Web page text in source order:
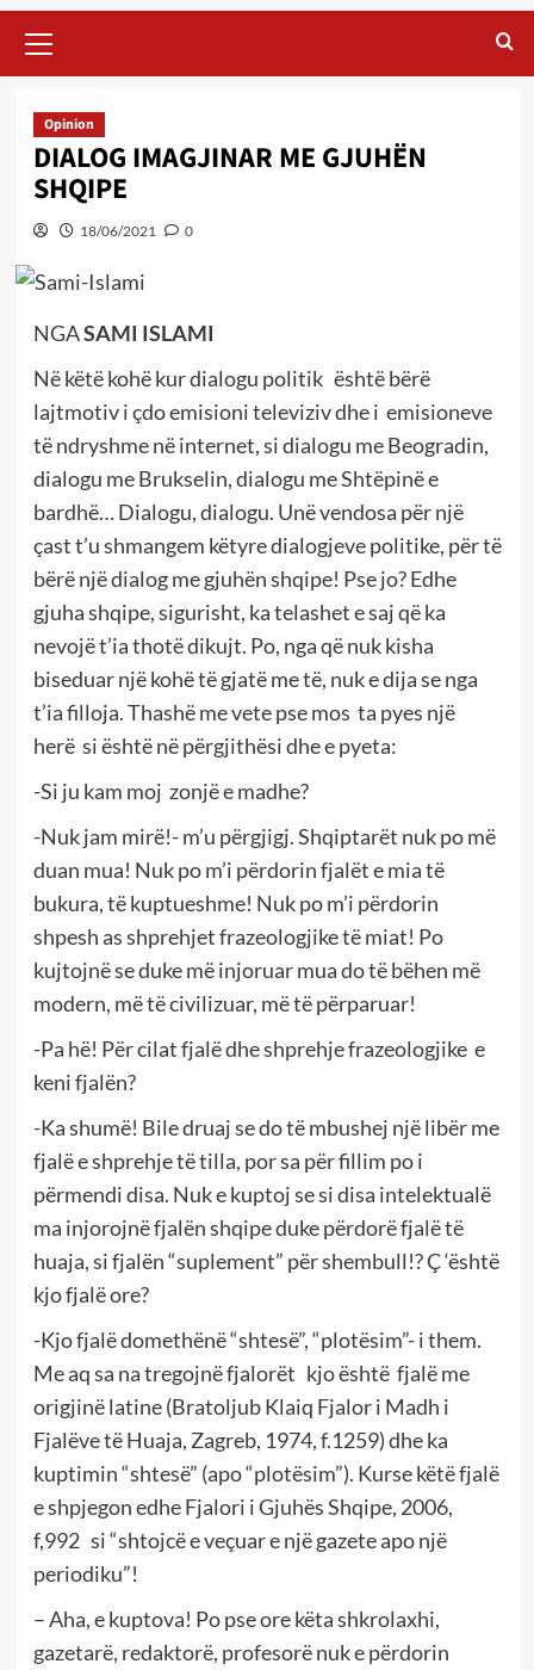
Menu
Opinion
DIALOG IMAGJINAR ME GJUHËN
SHQIPE
18/06/2021 0
NGASAMI ISLAMI
Në këtë kohë kur dialogu politik është bërë
lajtmotiv i çdo emisioni televiziv dhe i emisioneve
të ndryshme në internet, si dialogu me Beogradin,
dialogu me Brukselin, dialogu me Shtëpinë e
bardhë… Dialogu, dialogu. Unë vendosa për një
çast t’u shmangem këtyre dialogjeve politike, për të
bërë një dialog me gjuhën shqipe! Pse jo? Edhe
gjuha shqipe, sigurisht, ka telashet e saj që ka
nevojë t’ia thotë dikujt. Po, nga që nuk kisha
biseduar një kohë të gjatë me të, nuk e dija se nga
t’ia filloja. Thashë me vete pse mos ta pyes një
herë si është në përgjithësi dhe e pyeta:
-Si ju kam moj zonjë e madhe?
-Nuk jam mirë!- m’u përgjigj. Shqiptarët nuk po më
duan mua! Nuk po m’i përdorin fjalët e mia të
bukura, të kuptueshme! Nuk po m’i përdorin
shpesh as shprehjet frazeologjike të miat! Po
kujtojnë se duke më injoruar mua do të bëhen më
modern, më të civilizuar, më të përparuar!
-Pa hë! Për cilat fjalë dhe shprehje frazeologjike e
keni fjalën?
-Ka shumë! Bile druaj se do të mbushej një libër me
fjalë e shprehje të tilla, por sa për fillim po i
përmendi disa. Nuk e kuptoj se si disa intelektualë
ma injorojnë fjalën shqipe duke përdorë fjalë të
huaja, si fjalën “suplement” për shembull!? Ç ‘është
kjo fjalë ore?
-Kjo fjalë domethënë “shtesë”, “plotësim”- i them.
Me aq sa na tregojnë fjalorët kjo është fjalë me
origjinë latine (Bratoljub Klaiq Fjalor i Madh i
Fjalëve të Huaja, Zagreb, 1974, f.1259) dhe ka
kuptimin “shtesë” (apo “plotësim”). Kurse këtë fjalë
e shpjegon edhe Fjalori i Gjuhës Shqipe, 2006,
f,992 si “shtojcë e veçuar e një gazete apo një
periodiku”!
– Aha, e kuptova! Po pse ore këta shkrolaxhi,
gazetarë, redaktorë, profesorë nuk e përdorin